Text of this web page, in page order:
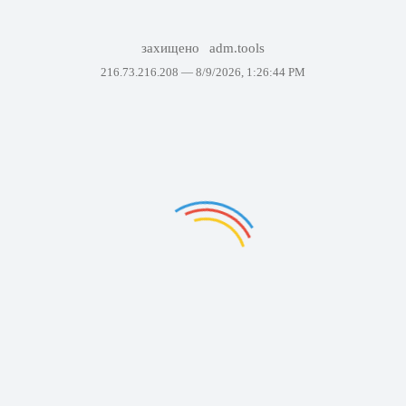
захищено adm.tools
216.73.216.208 — 8/9/2026, 1:26:44 PM